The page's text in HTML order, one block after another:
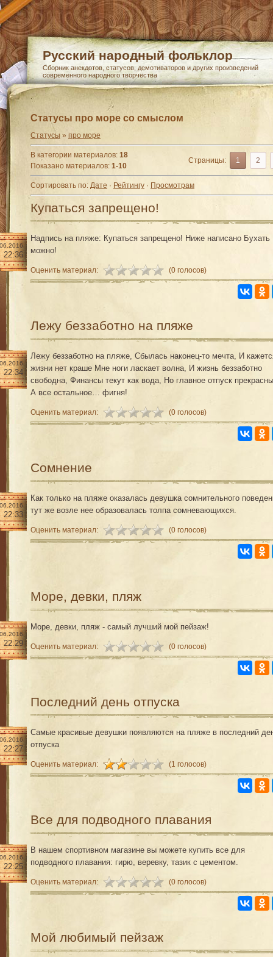
Русский народный фольклор
Сборник анекдотов, статусов, демотиваторов и других произведений
современного народного творчества
Статусы про море со смыслом
Статусы » про море
В категории материалов: 18
Показано материалов: 1-10
Страницы: 1 2
Сортировать по: Дате · Рейтингу · Просмотрам
Купаться запрещено!
22:36
Надпись на пляже: Купаться запрещено! Ниже написано Бухать
можно!
Оценить материал: (0 голосов)
Лежу беззаботно на пляже
22:34
Лежу беззаботно на пляже, Сбылась наконец-то мечта, И
жизни нет краше Мне ноги ласкает волна, И жизнь беззаботно
свободна, Финансы текут как вода, Но главное отпуск
А все остальное… фигня!
Оценить материал: (0 голосов)
Сомнение
22:33
Как только на пляже оказалась девушка сомнительного
тут же возле нее образовалась толпа сомневающихся.
Оценить материал: (0 голосов)
Море, девки, пляж
22:29
Море, девки, пляж - самый лучший мой пейзаж!
Оценить материал: (0 голосов)
Последний день отпуска
22:27
Самые красивые девушки появляются на пляже в последний
отпуска
Оценить материал: (1 голосов)
Все для подводного плавания
22:25
В нашем спортивном магазине вы можете купить все для
подводного плавания: гирю, веревку, тазик с цементом.
Оценить материал: (0 голосов)
Мой любимый пейзаж